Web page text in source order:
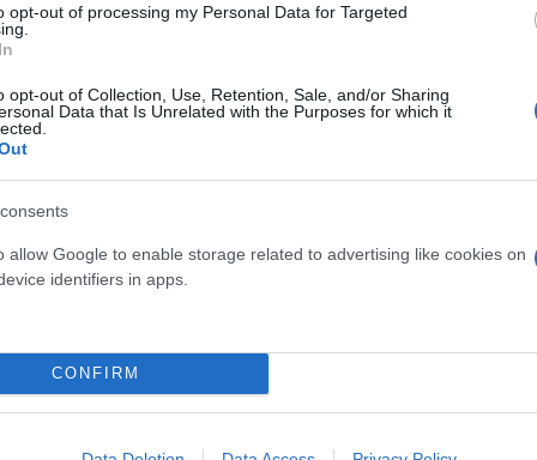
opt-out of processing my Personal Data for Targeted
opt-out of Collection, Use, Retention, Sale, and/or Sharing
Data that Is Unrelated with the Purposes for which it
allow Google to enable storage related to advertising like cookies on
identifiers in apps.
CONFIRM
λόγο για έναν εργατικό και χαμογελαστό
δήλωσε στο tempo24: «Ένας φίλος,
δεν είναι πια μαζί μας. Η μοίρα είχε άλλα
ελαφρύ το χώμα που θα σε σκεπάσει. Νιώθω
Flash.gr